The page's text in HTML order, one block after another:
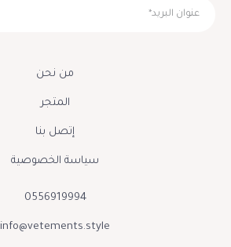
من نحن
المتجر
إتصل بنا
سياسة الخصوصية
0556919994
info@vetements.style